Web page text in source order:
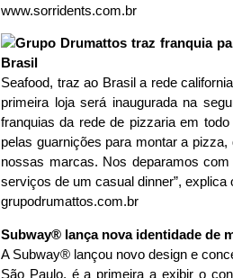
www.sorridents.com.br
Seafood, traz ao Brasil a rede
primeira loja será inaugurada na
franquias da rede de pizzaria em
pelas guarnições para montar a
nossas marcas. Nos deparamos
serviços de um casual dinner”,
grupodrumattos.com.br
Subway® lança nova identidade de
A Subway® lançou novo design e
São Paulo, é a primeira a exibir o